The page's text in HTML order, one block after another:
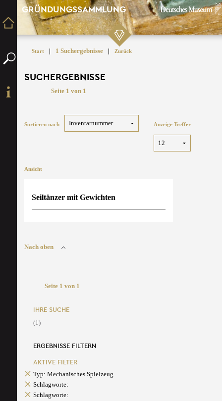
GRÜNDUNGSSAMMLUNG
Start | 1 Suchergebnisse | Zurück
SUCHERGEBNISSE
Seite 1 von 1
Sortieren nach Anzeige Treffer
Ansicht
Seiltänzer mit Gewichten
Nach oben
Seite 1 von 1
IHRE SUCHE
(1)
ERGEBNISSE FILTERN
AKTIVE FILTER
Typ: Mechanisches Spielzeug
Schlagworte:
Schlagworte: